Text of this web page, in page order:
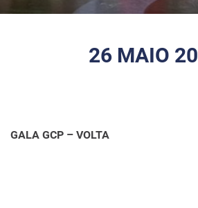
26 MAIO
GALA GCP – VOLTA